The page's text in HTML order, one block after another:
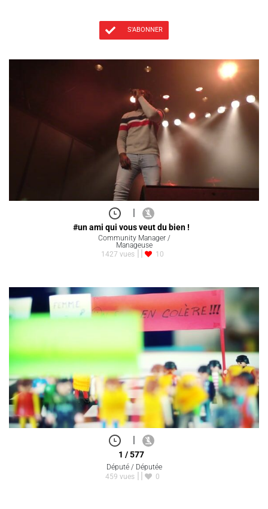
S'ABONNER
|
#un ami qui vous veut du bien !
Community Manager /
Manageuse
1427 vues
10
1 / 577
Député / Députée
459 vues
0